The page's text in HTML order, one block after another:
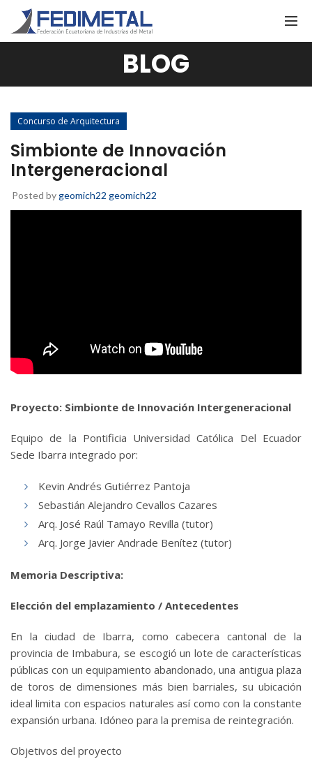
BLOG
Concurso de Arquitectura
Simbionte de Innovación
Intergeneracional
Posted bygeomich22 geomich22
Proyecto: Simbionte de Innovación Intergeneracional
Equipo de la Pontificia Universidad Católica Del Ecuador
Sede Ibarra integrado por:
Kevin Andrés Gutiérrez Pantoja
Sebastián Alejandro Cevallos Cazares
Arq. José Raúl Tamayo Revilla (tutor)
Arq. Jorge Javier Andrade Benítez (tutor)
Memoria Descriptiva:
Elección del emplazamiento / Antecedentes
En la ciudad de Ibarra, como cabecera cantonal de la
provincia de Imbabura, se escogió un lote de características
públicas con un equipamiento abandonado, una antigua plaza
de toros de dimensiones más bien barriales, su ubicación
ideal limita con espacios naturales así como con la constante
expansión urbana. Idóneo para la premisa de reintegración.
Objetivos del proyecto